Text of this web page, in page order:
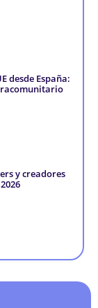
desde España:
y creadores